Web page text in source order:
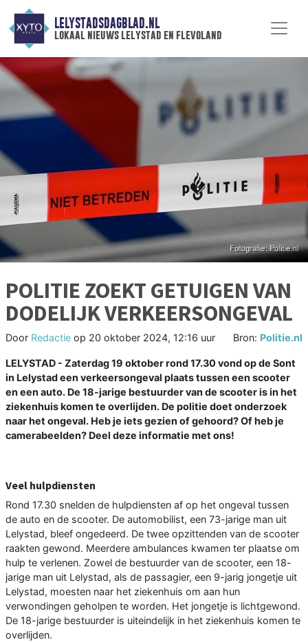
LELYSTADSDAGBLAD.NL
lokaal nieuws lelystad en flevoland
POLITIE ZOEKT GETUIGEN VAN
DODELIJK VERKEERSONGEVAL
Door Redactie op 20 oktober 2024, 12:16 uur Bron: Politie.nl
LELYSTAD - Zaterdag 19 oktober rond 17.30 vond op de Sont
in Lelystad een verkeersongeval plaats tussen een scooter
en een auto. De 18-jarige bestuurder van de scooter is in het
ziekenhuis komen te overlijden. De politie doet onderzoek
naar het ongeval. Heb je iets gezien of gehoord? Of heb je
camerabeelden? Deel deze informatie met ons!
Veel hulpdiensten
Rond 17.30 snelden de hulpdiensten af op het ongeval tussen
de auto en de scooter. De automobilist, een 73-jarige man uit
Lelystad, bleef ongedeerd. De twee opzittenden van de scooter
raakten gewond. Meerdere ambulances kwamen ter plaatse om
hulp te verlenen. Zowel de bestuurder van de scooter, een 18-
jarige man uit Lelystad, als de passagier, een 9-jarig jongetje uit
Lelystad, moesten naar het ziekenhuis om aan hun
verwondingen geholpen te worden. Het jongetje is lichtgewond.
De 18-jarige bestuurder is uiteindelijk in het ziekenhuis komen te
overlijden.